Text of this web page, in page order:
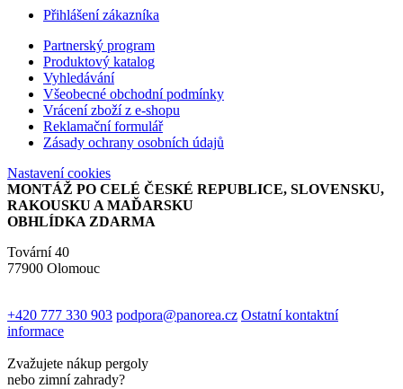
Přihlášení zákazníka
Partnerský program
Produktový katalog
Vyhledávání
Všeobecné obchodní podmínky
Vrácení zboží z e-shopu
Reklamační formulář
Zásady ochrany osobních údajů
Nastavení cookies
MONTÁŽ PO CELÉ ČESKÉ REPUBLICE, SLOVENSKU,
RAKOUSKU A MAĎARSKU
OBHLÍDKA ZDARMA
Tovární 40
77900 Olomouc
+420 777 330 903 podpora@panorea.cz Ostatní kontaktní
informace
Zvažujete nákup pergoly
nebo zimní zahrady?